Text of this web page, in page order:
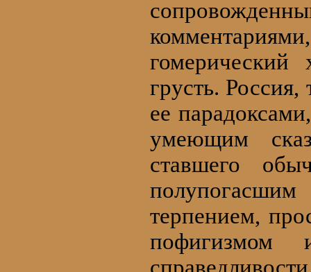
гомерический
грусть. Россия,
ее
умеющим
ставшего
терпением,
пофигизмом